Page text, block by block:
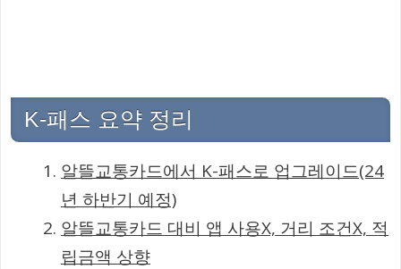
K-패스 요약 정리
알뜰교통카드에서 K-패스로 업그레이드(24
년 하반기 예정)
알뜰교통카드 대비 앱 사용X, 거리 조건X, 적
립금액 상향